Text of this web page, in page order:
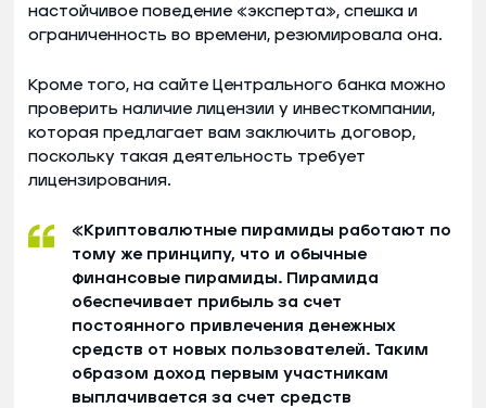
настойчивое поведение «эксперта», спешка и
ограниченность во времени, резюмировала она.
Кроме того, на сайте Центрального банка можно
проверить наличие лицензии у инвесткомпании,
которая предлагает вам заключить договор,
поскольку такая деятельность требует
лицензирования.
«Криптовалютные пирамиды работают по
тому же принципу, что и обычные
финансовые пирамиды. Пирамида
обеспечивает прибыль за счет
постоянного привлечения денежных
средств от новых пользователей. Таким
образом доход первым участникам
выплачивается за счет средств